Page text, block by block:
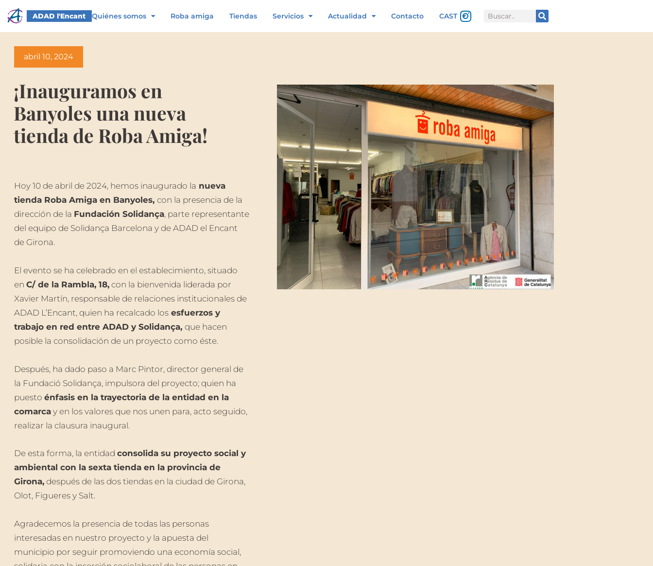
ADAD l'Encant Quiénes somos Roba amiga Tiendas Servicios Actualidad Contacto CAST Buscar
abril 10, 2024
¡Inauguramos en
Banyoles una nueva
tienda de Roba Amiga!
Hoy 10 de abril de 2024, hemos inaugurado la nueva
tienda Roba Amiga en Banyoles, con la presencia de la
dirección de la Fundación Solidança, parte representante
del equipo de Solidança Barcelona y de ADAD el Encant
de Girona.
El evento se ha celebrado en el establecimiento, situado
en C/ de la Rambla, 18,con la bienvenida liderada por
Xavier Martín, responsable de relaciones institucionales de
ADAD L’Encant, quien ha recalcado losesfuerzos y
trabajo en red entre ADAD y Solidança, que hacen
posible la consolidación de un proyecto como éste.
Después, ha dado paso a Marc Pintor, director general de
la Fundació Solidança, impulsora del proyecto; quien ha
puesto énfasis en la trayectoria de la entidad en la
comarcay en los valores que nos unen para, acto seguido,
realizar la clausura inaugural.
De esta forma, la entidad consolida su proyecto social y
ambiental con la sexta tienda en la provincia de
Girona,después de las dos tiendas en la ciudad de Girona,
Olot, Figueres y Salt.
Agradecemos la presencia de todas las personas
interesadas en nuestro proyecto y la apuesta del
municipio por seguir promoviendo una economía social,